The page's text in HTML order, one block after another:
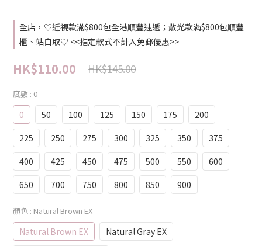
全店，♡近視款滿$800包全港順豐速遞；散光款滿$800包順豐
櫃、站自取♡ <<指定款式不計入免郵優惠>>
HK$110.00 HK$145.00
度數 : 0
0 50 100 125 150 175
200
225
250 275 300 325 350
375
400
425 450 475 500 550
600
650
700 750 800 850 900
顏色 : Natural Brown EX
Natural Brown EX
Natural Gray EX